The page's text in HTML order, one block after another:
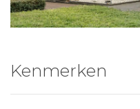
Kenmerken